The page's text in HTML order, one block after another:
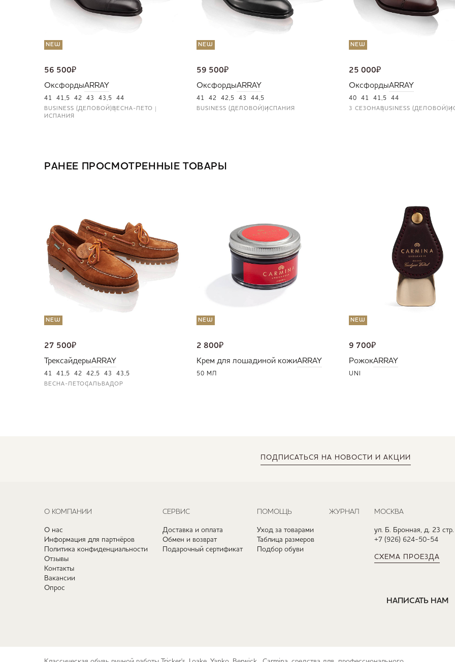
NEW
56 500₽
ОксфордыARRAY
41 41,5 42 43 43,5 44
BUSINESS (ДЕЛОВОЙ)ВЕСНА-ЛЕТО
ИСПАНИЯ
NEW
59 500₽
ОксфордыARRAY
41 42 42,5 43 44,5
BUSINESS (ДЕЛОВОЙ)ИСПАНИЯ
NEW
25 000₽
ОксфордыARRAY
40 41 41,5 44
3 СЕЗОНАBUSINESS (ДЕЛОВОЙ)
РАНЕЕ ПРОСМОТРЕННЫЕ ТОВАРЫ
NEW
27 500₽
ТрексайдерыARRAY
41 41,5 42 42,5 43 43,5
ВЕСНА-ЛЕТОСАЛЬВАДОР
NEW
2 800₽
Крем для лошадиной кожиARRAY
50 МЛ
NEW
9 700₽
РожокARRAY
UNI
ПОДПИСАТЬСЯ НА НОВОСТИ И АКЦИИ
О КОМПАНИИ
О нас
Информация для партнёров
Политика конфиденциальности
Отзывы
Контакты
Вакансии
Опрос
СЕРВИС
Доставка и оплата
Обмен и возврат
Подарочный сертификат
ПОМОЩЬ
Уход за товарами
Таблица размеров
Подбор обуви
ЖУРНАЛ МОСКВА
ул. Б. Бронная, д. 23 стр.
+7 (926) 624-50-54
СХЕМА ПРОЕЗДА
НАПИСАТЬ НАМ